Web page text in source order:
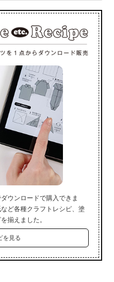
ウンロードで購入できま
ど各種クラフトレシピ、塗
揃えました。
を見る